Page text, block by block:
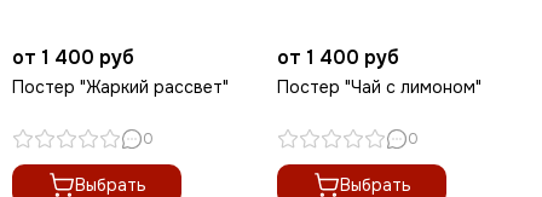
от 1 400 руб
Постер "Жаркий рассвет"
0
Выбрать
от 1 400 руб
Постер "Чай с лимоном"
0
Выбрать